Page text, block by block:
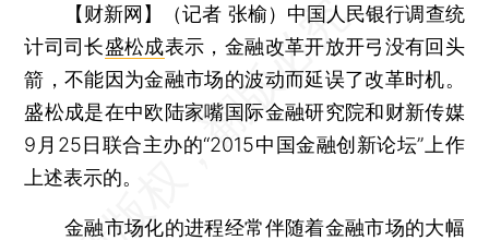
【财新网】（记者 张榆） 中国人民银行调查统
计司司长盛松成表示，金融改革开放开弓没有回头
箭，不能因为金融市场的波动而延误了改革时机。
盛松成是在中欧陆家嘴国际金融研究院和财新传媒
9月25日联合主办的“2015中国金融创新论坛”上作
上述表示的。
金融市场化的进程经常伴随着金融市场的大幅